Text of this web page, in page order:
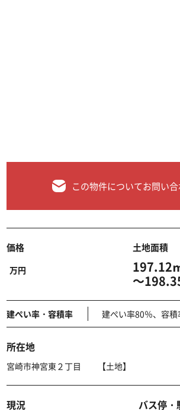
この物件についてお問い
価格
万円
土地面積
197.12
～
建ぺい率・容積率 建ぺい率80％、容積
所在地
宮崎市神宮東２丁目 【土地】
現況 バス停・